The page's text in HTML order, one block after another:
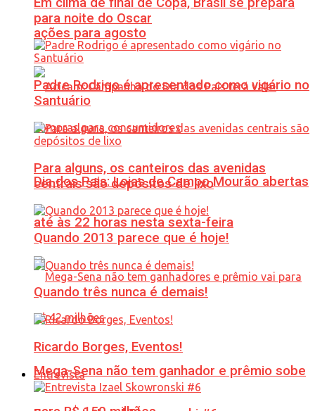
ações para agosto
Dia dos Pais: Lojas de Campo Mourão abertas
até às 22 horas nesta sexta-feira
Mega-Sena não tem ganhador e prêmio sobe
para noite do Oscar
Padre Rodrigo é apresentado como vigário no
Santuário
Para alguns, os canteiros das avenidas
centrais são depósitos de lixo
Quando 2013 parece que é hoje!
Quando três nunca é demais!
Ricardo Borges, Eventos!
Entrevista